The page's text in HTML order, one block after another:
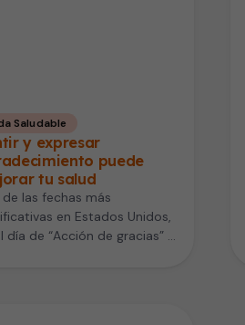
Saludable
y expresar
puede
tu salud
de las fechas más
en Estados Unidos,
día de “Acción de gracias” o